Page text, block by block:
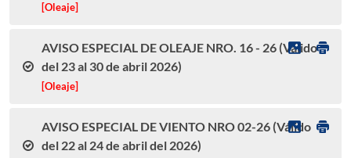
[Oleaje]
AVISO ESPECIAL DE OLEAJE NRO. 16 - 26 (Válido
del 23 al 30 de abril 2026)
[Oleaje]
AVISO ESPECIAL DE VIENTO NRO 02-26 (Válido
del 22 al 24 de abril del 2026)